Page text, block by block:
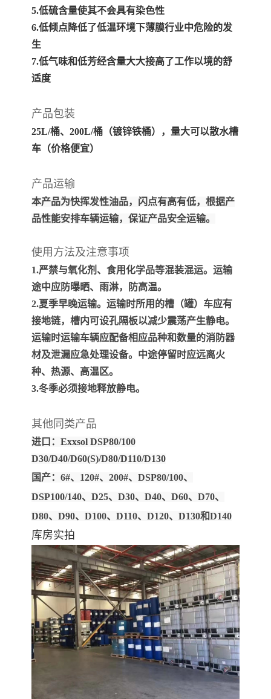
5.低硫含量使其不会具有染色性
6.低倾点降低了低温环境下薄膜行业中危险的发
生
7.低气味和低芳经含量大大接高了工作以境的舒
适度
产品包装
25L/桶、200L/桶（镀锌铁桶）
，量大可以散水槽
车（价格便宜）
产品运输
本产品为快挥发性油品，闪点有高有低，根据产
品性能安排车辆运输，保证产品安全运输。
使用方法及注意事项
1.严禁与氧化剂、食用化学品等混装混运。运输
途中应防曝晒、雨淋，防高温。
2.夏季早晚运输。运输时所用的槽（罐）车应有
接地链，槽内可设孔隔板以减少震荡产生静电。
运输时运输车辆应配备相应品种和数量的消防器
材及泄漏应急处理设备。中途停留时应远离火
种、热源、高温区。
3.冬季必须接地释放静电。
其他同类产品
进口：Exxsol DSP80/100
D30/D40/D60(S)/D80/D110/D130
国产：6#、120#、200#、DSP80/100、
DSP100/140、D25、D30、D40、D60、D70、
D80、D90、D100、D110、D120、D130和D140
库房实拍